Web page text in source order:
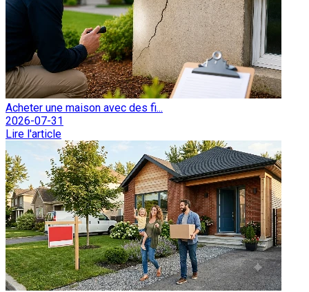
Acheter une maison avec des fi...
2026-07-31
Lire l'article